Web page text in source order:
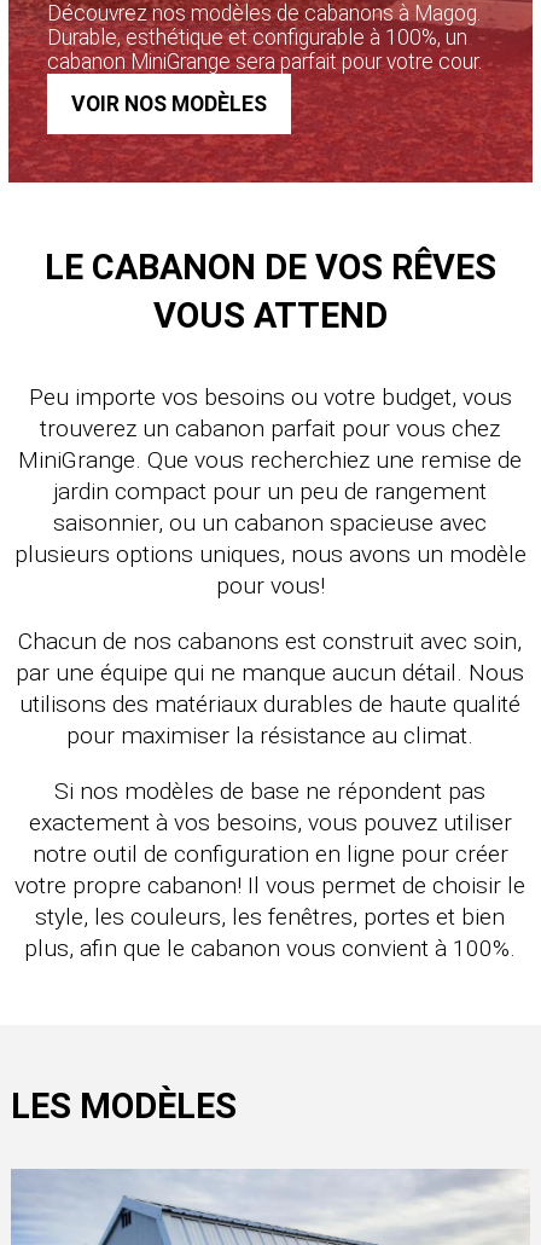
Découvrez nos modèles de cabanons à Magog.
Durable, esthétique et configurable à 100%, un
cabanon MiniGrange sera parfait pour votre cour.
VOIR NOS MODÈLES
LE CABANON DE VOS RÊVES
VOUS ATTEND
Peu importe vos besoins ou votre budget, vous
trouverez un cabanon parfait pour vous chez
MiniGrange. Que vous recherchiez une remise de
jardin compact pour un peu de rangement
saisonnier, ou un cabanon spacieuse avec
plusieurs options uniques, nous avons un modèle
pour vous!
Chacun de nos cabanons est construit avec soin,
par une équipe qui ne manque aucun détail. Nous
utilisons des matériaux durables de haute qualité
pour maximiser la résistance au climat.
Si nos modèles de base ne répondent pas
exactement à vos besoins, vous pouvez utiliser
notre outil de configuration en ligne pour créer
votre propre cabanon! Il vous permet de choisir le
style, les couleurs, les fenêtres, portes et bien
plus, afin que le cabanon vous convient à 100%.
LES MODÈLES